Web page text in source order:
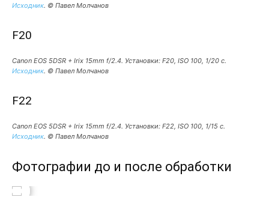
Исходник. © Павел Молчанов
F20
Canon EOS 5DSR + Irix 15mm f/2.4. Установки: F20, ISO 100, 1/20 c.
Исходник. © Павел Молчанов
F22
Canon EOS 5DSR + Irix 15mm f/2.4. Установки: F22, ISO 100, 1/15 c.
Исходник. © Павел Молчанов
Фотографии до и после обработки